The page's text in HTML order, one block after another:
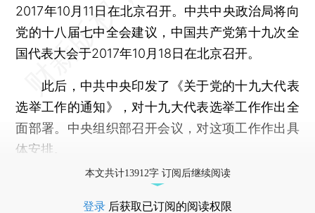
2017年10月11日在北京召开。中共中央政治局将向
党的十八届七中全会建议，中国共产党第十九次全
国代表大会于2017年10月18日在北京召开。
此后，中共中央印发了《关于党的十九大代表
选举工作的通知》，对十九大代表选举工作作出全
面部署。中央组织部召开会议，对这项工作作出具
体安排。
本文共计13912字 订阅后继续阅读
登录 后获取已订阅的阅读权限